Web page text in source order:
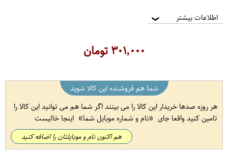
اطلاعات بیشتر ❯
۳۰۱,۰۰۰تومان
شما هم فروشنده این کالا شوید
هر روزه صدها خریدار این کالا را می بینند اگر شما هم می توانید این کالا را
تامین کنید واقعا جای
نام و شماره موبایل شما اینجا خالیست
هم اکنون نام و موبایلتان را اضافه کنید